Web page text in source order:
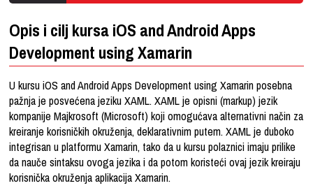
Opis i cilj kursa iOS and Android Apps
Development using Xamarin
U kursu iOS and Android Apps Development using Xamarin posebna
pažnja je posvećena jeziku XAML. XAML je opisni (markup) jezik
kompanije Majkrosoft (Microsoft) koji omogućava alternativni način za
kreiranje korisničkih okruženja, deklarativnim putem. XAML je duboko
integrisan u platformu Xamarin, tako da u kursu polaznici imaju prilike
da nauče sintaksu ovoga jezika i da potom koristeći ovaj jezik kreiraju
korisnička okruženja aplikacija Xamarin.